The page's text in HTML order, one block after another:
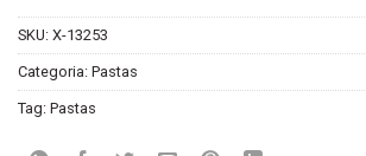
SKU: X-13253
Categoria: Pastas
Tag: Pastas